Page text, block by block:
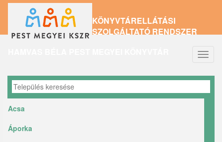
tartalomra
KÖNYVTÁRELLÁTÁSI
SZOLGÁLTATÓ RENDSZER
Acsa
Áporka